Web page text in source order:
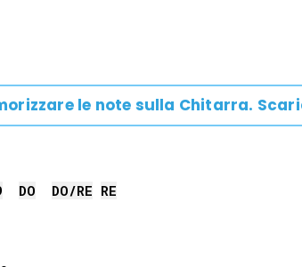
le note sulla Chitarra.
DO DO/RE RE